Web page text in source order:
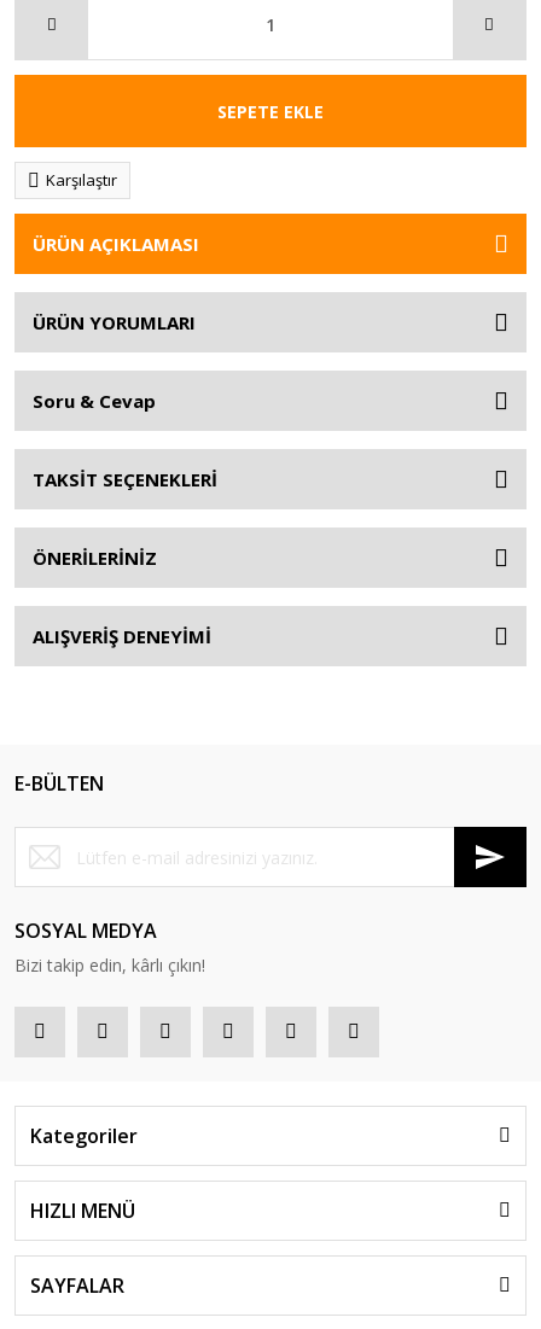
SEPETE EKLE
Karşılaştır
ÜRÜN AÇIKLAMASI
ÜRÜN YORUMLARI
Soru & Cevap
TAKSİT SEÇENEKLERİ
ÖNERİLERİNİZ
ALIŞVERİŞ DENEYİMİ
E-BÜLTEN
SOSYAL MEDYA
Bizi takip edin, kârlı çıkın!
Kategoriler
HIZLI MENÜ
SAYFALAR